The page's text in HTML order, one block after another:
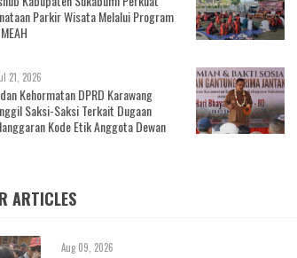
Parkir Wisata Melalui Program
21, 2026
Kehormatan DPRD Karawang
Saksi-Saksi Terkait Dugaan
Kode Etik Anggota Dewan
ARTICLES
Aug 09, 2026